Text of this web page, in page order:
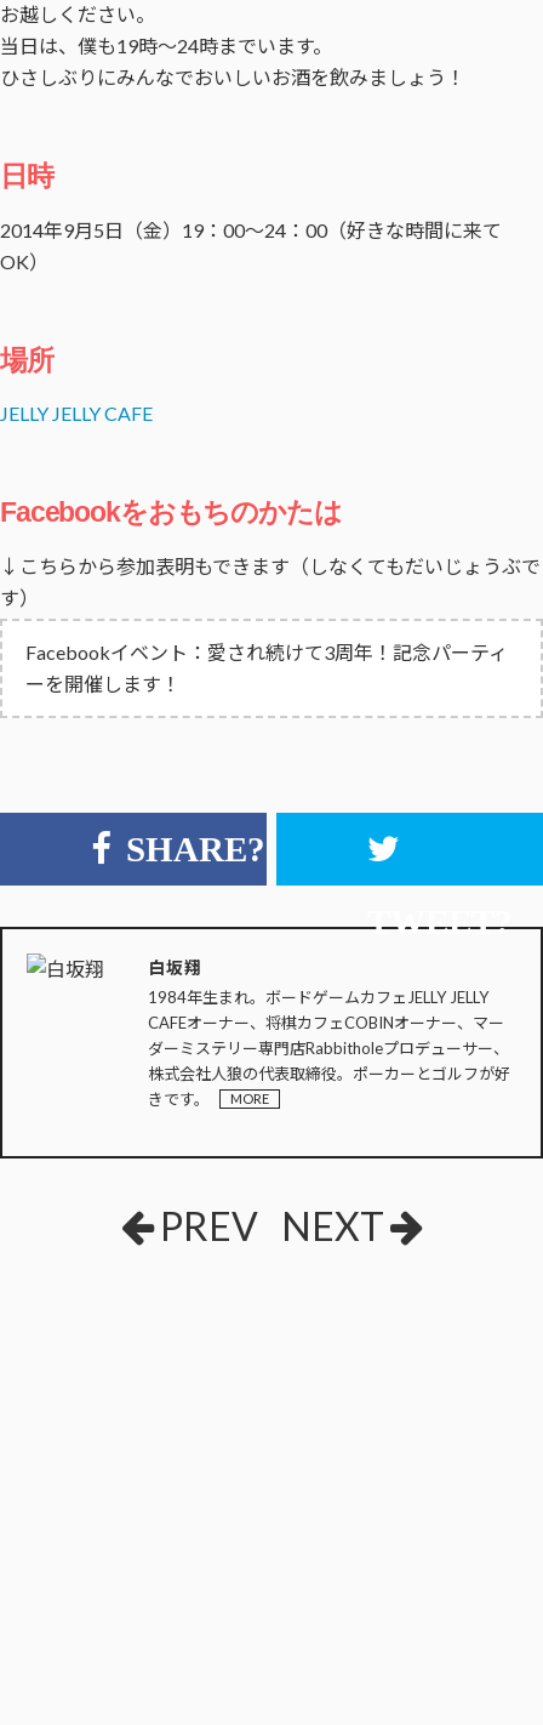
お越しください。
当日は、僕も19時〜24時までいます。
ひさしぶりにみんなでおいしいお酒を飲みましょう！
日時
2014年9月5日（金）19：00〜24：00（好きな時間に来て
OK）
場所
JELLY JELLY CAFE
Facebookをおもちのかたは
↓こちらから参加表明もできます（しなくてもだいじょうぶで
す）
Facebookイベント：愛され続けて3周年！記念パーティ
ーを開催します！
SHARE?
TWEET?
白坂翔
1984年生まれ。ボードゲームカフェJELLY JELLY
CAFEオーナー、将棋カフェCOBINオーナー、マー
ダーミステリー専門店Rabbitholeプロデューサー、
株式会社人狼の代表取締役。ポーカーとゴルフが好
きです。
MORE
PREV NEXT